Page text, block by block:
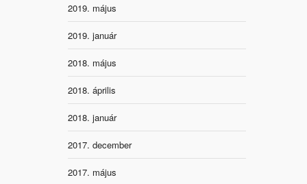
2019. május
2019. január
2018. május
2018. április
2018. január
2017. december
2017. május